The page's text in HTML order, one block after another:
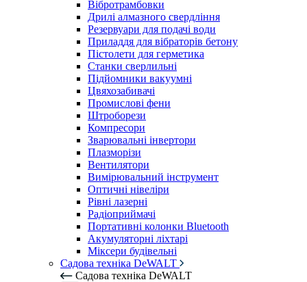
Вібротрамбовки
Дрилі алмазного свердління
Резервуари для подачі води
Приладдя для вібраторів бетону
Пістолети для герметика
Станки сверлильні
Підйомники вакуумні
Цвяхозабивачі
Промислові фени
Штроборези
Компресори
Зварювальні інвертори
Плазморізи
Вентилятори
Вимірювальний інструмент
Оптичні нівеліри
Рівні лазерні
Радіоприймачі
Портативні колонки Bluetooth
Акумуляторні ліхтарі
Міксери будівельні
Садова техніка DeWALT
Садова техніка DeWALT